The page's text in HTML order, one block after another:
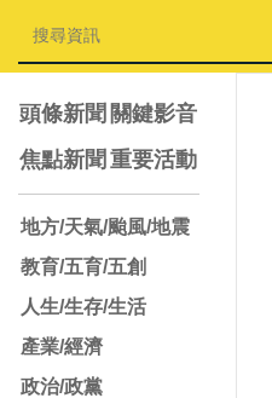
頭條新聞 關鍵影音
焦點新聞 重要活動
地方/天氣/颱風/地震
教育/五育/五創
人生/生存/生活
產業/經濟
政治/政黨